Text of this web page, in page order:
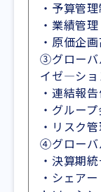
・予算管
・業績管
・原価企
③グローバ
イゼ―ショ
・連結報
・グルー
・リスク
④グローバ
・決算期
・シェア